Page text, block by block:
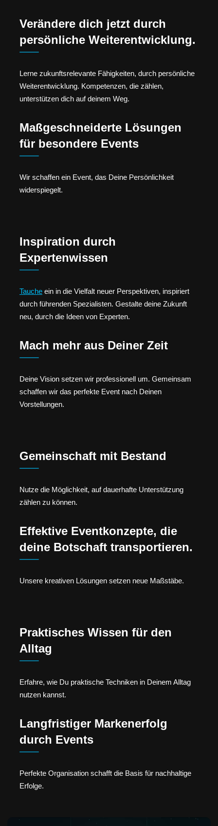
Verändere dich jetzt durch
persönliche Weiterentwicklung.
Lerne zukunftsrelevante Fähigkeiten, durch persönliche
Weiterentwicklung. Kompetenzen, die zählen,
unterstützen dich auf deinem Weg.
Maßgeschneiderte Lösungen
für besondere Events
Wir schaffen ein Event, das Deine Persönlichkeit
widerspiegelt.
Inspiration durch
Expertenwissen
Tauche ein in die Vielfalt neuer Perspektiven, inspiriert
durch führenden Spezialisten. Gestalte deine Zukunft
neu, durch die Ideen von Experten.
Mach mehr aus Deiner Zeit
Deine Vision setzen wir professionell um. Gemeinsam
schaffen wir das perfekte Event nach Deinen
Vorstellungen.
Gemeinschaft mit Bestand
Nutze die Möglichkeit, auf dauerhafte Unterstützung
zählen zu können.
Effektive Eventkonzepte, die
deine Botschaft transportieren.
Unsere kreativen Lösungen setzen neue Maßstäbe.
Praktisches Wissen für den
Alltag
Erfahre, wie Du praktische Techniken in Deinem Alltag
nutzen kannst.
Langfristiger Markenerfolg
durch Events
Perfekte Organisation schafft die Basis für nachhaltige
Erfolge.